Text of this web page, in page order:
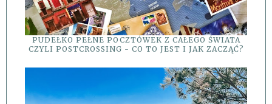
PUDEŁKO PEŁNE POCZTÓWEK Z CAŁEGO ŚWIATA
CZYLI POSTCROSSING - CO TO JEST I JAK ZACZĄĆ?